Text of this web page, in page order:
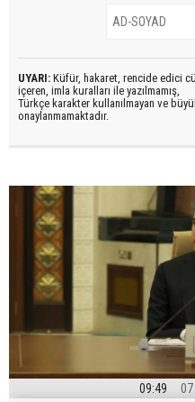
UYARI: Küfür, hakaret, rencide edici
içeren, imla kuralları ile yazılmamış,
Türkçe karakter kullanılmayan ve
onaylanmamaktadır.
09:49